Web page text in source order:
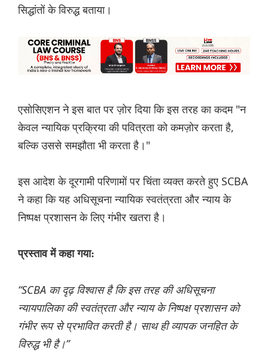
सिद्धांतों के विरुद्ध बताया।
एसोसिएशन ने इस बात पर ज़ोर दिया कि इस तरह का कदम "न
केवल न्यायिक प्रक्रिया की पवित्रता को कमज़ोर करता है,
बल्कि उससे समझौता भी करता है।"
इस आदेश के दूरगामी परिणामों पर चिंता व्यक्त करते हुए SCBA
ने कहा कि यह अधिसूचना न्यायिक स्वतंत्रता और न्याय के
निष्पक्ष प्रशासन के लिए गंभीर खतरा है।
प्रस्ताव में कहा गया:
“SCBA का दृढ़ विश्वास है कि इस तरह की अधिसूचना
न्यायपालिका की स्वतंत्रता और न्याय के निष्पक्ष प्रशासन को
गंभीर रूप से प्रभावित करती है। साथ ही व्यापक जनहित के
विरुद्ध भी है।”